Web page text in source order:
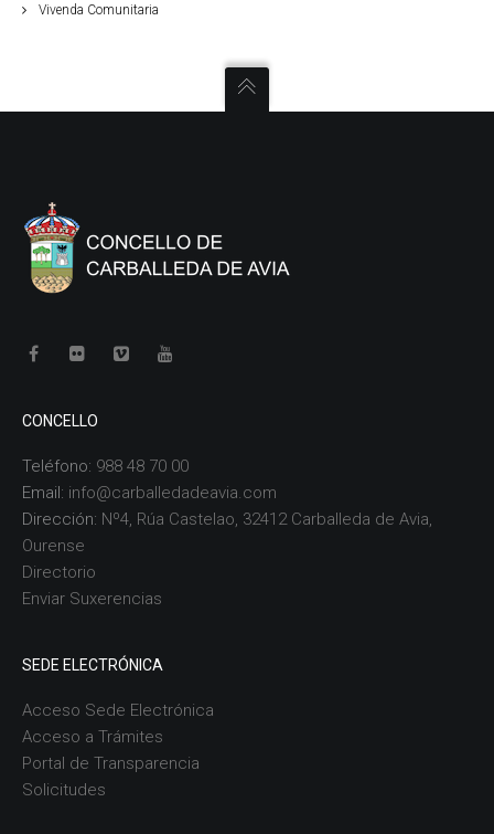
Vivenda Comunitaria
CONCELLO
Teléfono: 988 48 70 00
Email: info@carballedadeavia.com
Dirección: Nº4, Rúa Castelao, 32412 Carballeda de Avia,
Ourense
Directorio
Enviar Suxerencias
SEDE ELECTRÓNICA
Acceso Sede Electrónica
Acceso a Trámites
Portal de Transparencia
Solicitudes